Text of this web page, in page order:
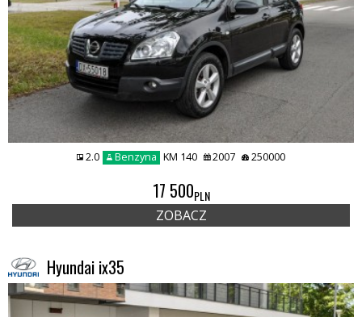
2.0 Benzyna KM 140 2007 250000
17 500PLN
ZOBACZ
Hyundai ix35